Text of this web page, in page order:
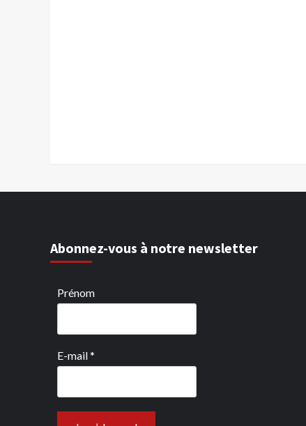
Abonnez-vous à notre newsletter
Prénom
E-mail*